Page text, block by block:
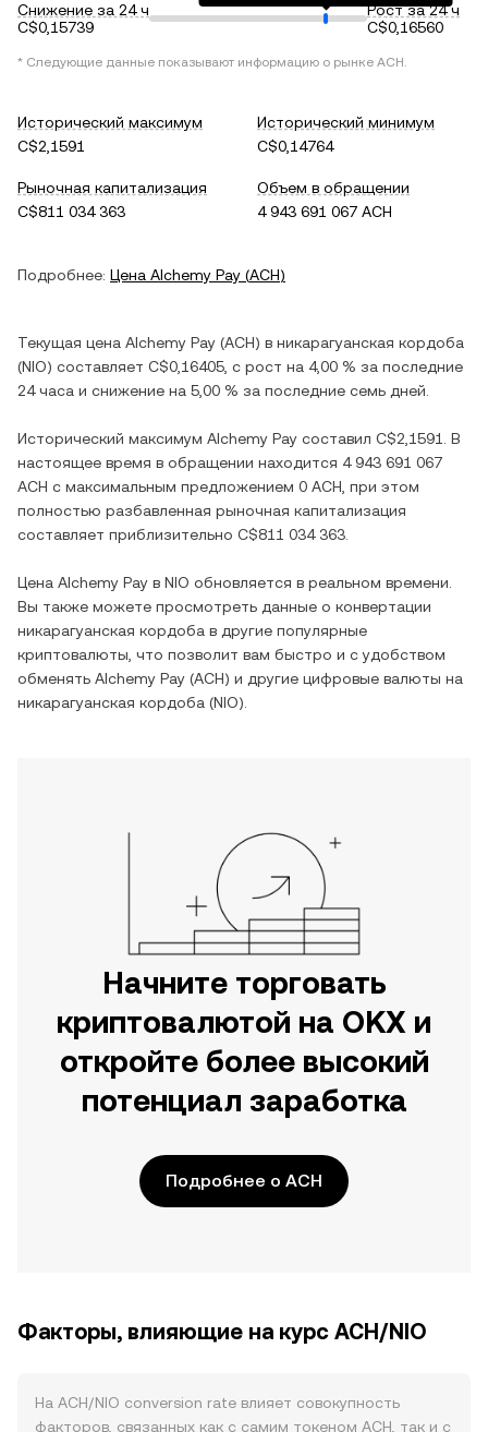
Снижение за 24 ч
C$0,15739
Рост за 24 ч
C$0,16560
* Следующие данные показывают информацию о рынке ACH.
Исторический максимум
C$2,1591
Исторический минимум
C$0,14764
Рыночная капитализация
C$811 034 363
Объем в обращении
4 943 691 067 ACH
Подробнее: Цена Alchemy Pay (ACH)
Текущая цена Alchemy Pay (ACH) в никарагуанская кордоба
(NIO) составляет C$0,16405 , c рост на 4,00 % за последние
24 часа и снижение на 5,00 % за последние семь дней.
Исторический максимум Alchemy Pay составил C$2,1591
. В
настоящее время в обращении находится 4 943 691 067
ACH с максимальным предложением 0 ACH , при этом
полностью разбавленная рыночная капитализация
составляет приблизительно C$811 034 363
Цена Alchemy Pay в NIO обновляется в реальном времени.
Вы также можете просмотреть данные о конвертации
никарагуанская кордоба в другие популярные
криптовалюты, что позволит вам быстро и с удобством
обменять Alchemy Pay (ACH) и другие цифровые валюты на
никарагуанская кордоба (NIO).
Начните торговать
криптовалютой на OKX и
откройте более высокий
потенциал заработка
Подробнее о ACH
Факторы, влияющие на курс ACH/NIO
На ACH/NIO conversion rate влияет совокупность
факторов, связанных как с самим токеном ACH, так и с